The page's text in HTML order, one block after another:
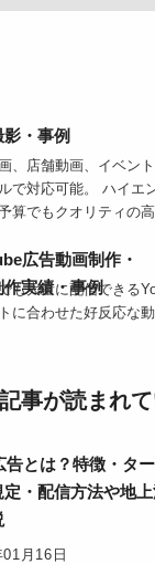
・事例
、店舗動画、イベン
で対応可能。 ハイエ
算でもクオリティの
広告動画制作・
作実績・事例
も大量に配信できる
に合わせた好反応な
事が読まれ
告とは？特徴・タ
定・配信方法や地
月16日